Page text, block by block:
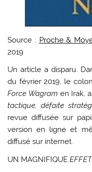
Source : Proche &
2019
Un article a disparu.
du février 2019, le
Force Wagramen Irak,
tactique, défaite
revue diffusée sur
version en ligne et
diffusé sur internet.
UN MAGNIFIQUE